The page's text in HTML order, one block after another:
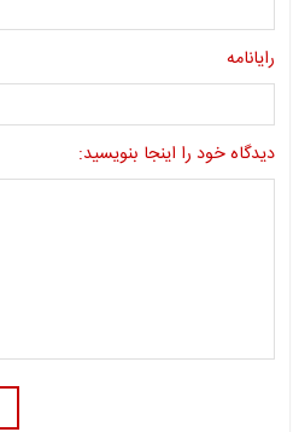
رایانامه
دیدگاه خود را اینجا بنویسید: